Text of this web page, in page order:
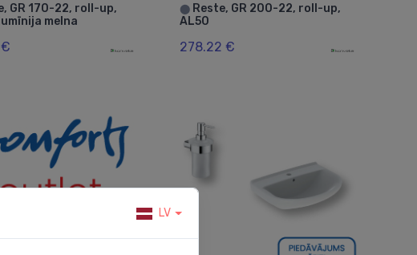
GR 170-22, roll-up,
melna
⬤Reste, GR 200-22, roll-up,
AL50
278.22 €
LV